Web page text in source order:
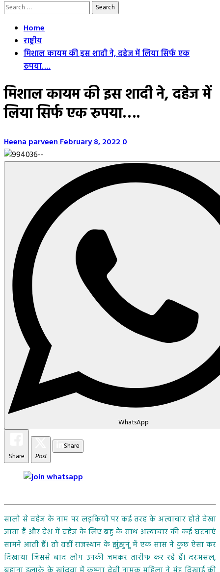
Search
Home
राष्ट्रीय
मिशाल कायम की इस शादी ने, दहेज में लिया सिर्फ एक
रुपया….
मिशाल कायम की इस शादी ने, दहेज में
लिया सिर्फ एक रुपया….
Heena parveenFebruary 8, 20220
WhatsApp
Share Post
Share
सालो से दहेज के नाम पर लड़कियों पर कई तरह के अत्याचार होते देखा
जाता हैं और देश में दहेज के लिए बहु के साथ अत्याचार की कई घटनाएं
सामने आती हैं। तो वहीं राजस्थान के झुंझुनूं में एक सास ने कुछ ऐसा कर
दिखाया जिससे बाद लोग उनकी जमकर तारीफ कर रहे हैं। दरअसल,